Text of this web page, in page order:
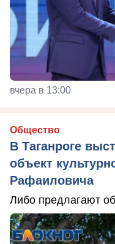
вчера в 13:00
Общество
В Таганроге
объект
Рафаиловича
Либо предлагают